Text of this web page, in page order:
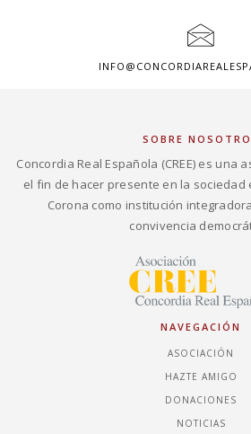
SOBRE
Concordia Real Española (CREE) es una
el fin de hacer presente en la sociedad
Corona como institución
convivencia
NAVEGACIÓN
ASOCIACIÓN
HAZTE AMIGO
DONACIONES
NOTICIAS